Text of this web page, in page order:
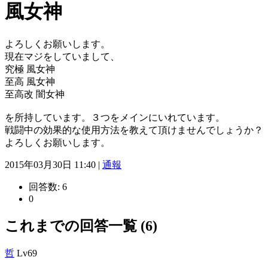
風女神
よろしくお願いします。
現在マジをしていまして、
究極 風女神
至高 風女神
至高改 闇女神
を所持しています。３つをメインにいれています。
戦闘中の効果的な使用方法を教えて頂けませんでしょうか？
よろしくお願いします。
2015年03月30日 11:40 | 通報
回答数: 6
0
これまでの回答一覧 (6)
哲 Lv69